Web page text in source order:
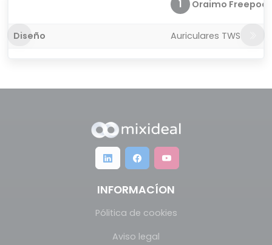
1 Oraimo
Diseño Auriculares TWS
INFORMACÍON
Pólitica de cookies
Aviso legal